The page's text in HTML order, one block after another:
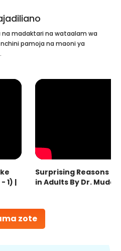
zote
madaktari na wataalam wa
pamoja na maoni ya
1) |
Surprising Reasons
in Adults By Dr.